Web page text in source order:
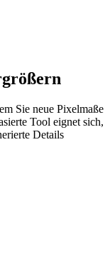
Sie neue Pixelmaße
Tool eignet sich,
Details